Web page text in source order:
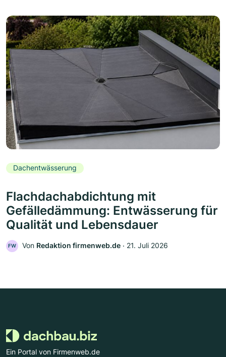
Dachentwässerung
Flachdachabdichtung mit
Gefälledämmung: Entwässerung für
Qualität und Lebensdauer
FW Von Redaktion firmenweb.de ‧ 21. Juli 2026
Ein Portal von Firmenweb.de